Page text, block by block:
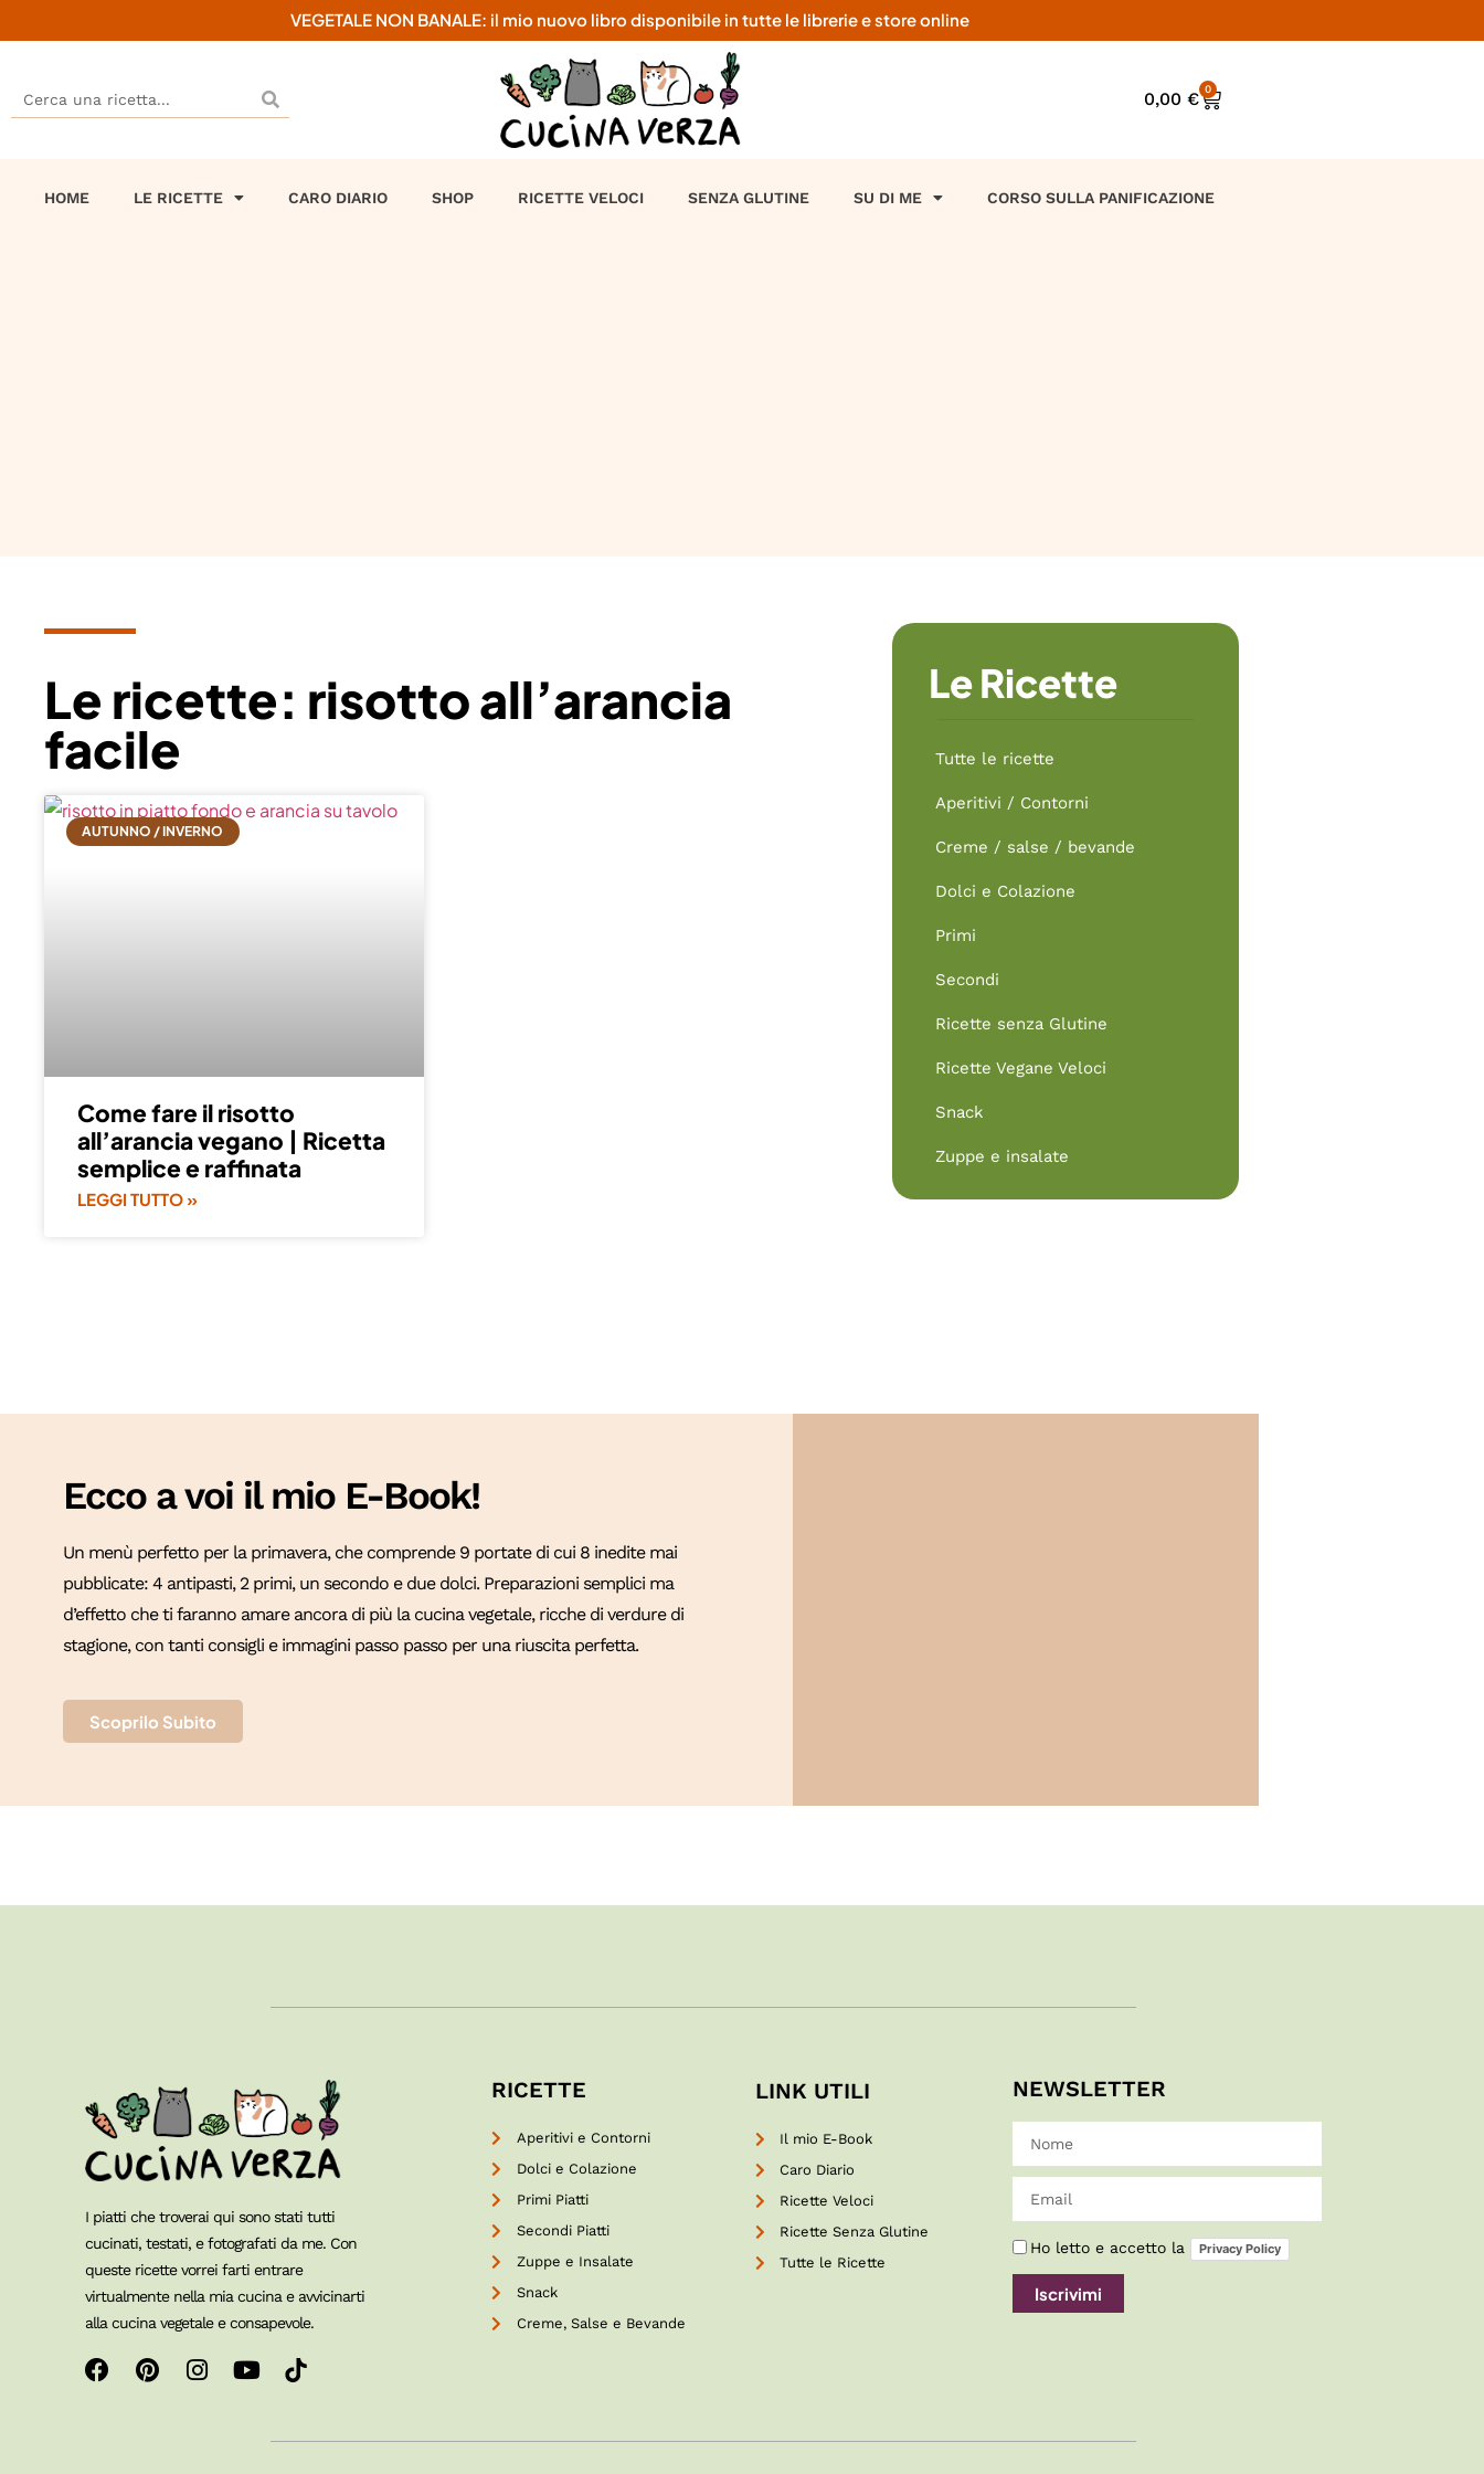
VEGETALE NON BANALE: il mio nuovo libro disponibile in tutte le librerie e store online
0,00 € 0
HOME LE RICETTE CARO DIARIO SHOP RICETTE VELOCI SENZA GLUTINE SU DI ME CORSO SULLA PANIFICAZIONE
Le ricette: risotto all’arancia
facile
AUTUNNO / INVERNO
Come fare il risotto
all’arancia vegano | Ricetta
semplice e raffinata
LEGGI TUTTO »
Le Ricette
Tutte le ricette
Aperitivi / Contorni
Creme / salse / bevande
Dolci e Colazione
Primi
Secondi
Ricette senza Glutine
Ricette Vegane Veloci
Snack
Zuppe e insalate
Ecco a voi il mio E-Book!
Un menù perfetto per la primavera, che comprende 9 portate di cui 8 inedite mai
pubblicate: 4 antipasti, 2 primi, un secondo e due dolci. Preparazioni semplici ma
d’effetto che ti faranno amare ancora di più la cucina vegetale, ricche di verdure di
stagione, con tanti consigli e immagini passo passo per una riuscita perfetta.
Scoprilo Subito
I piatti che troverai qui sono stati tutti
cucinati, testati, e fotografati da me. Con
queste ricette vorrei farti entrare
virtualmente nella mia cucina e avvicinarti
alla cucina vegetale e consapevole.
RICETTE
Aperitivi e Contorni
Dolci e Colazione
Primi Piatti
Secondi Piatti
Zuppe e Insalate
Snack
Creme, Salse e Bevande
LINK UTILI
Il mio E-Book
Caro Diario
Ricette Veloci
Ricette Senza Glutine
Tutte le Ricette
NEWSLETTER
Ho letto e accetto la Privacy Policy
Iscrivimi